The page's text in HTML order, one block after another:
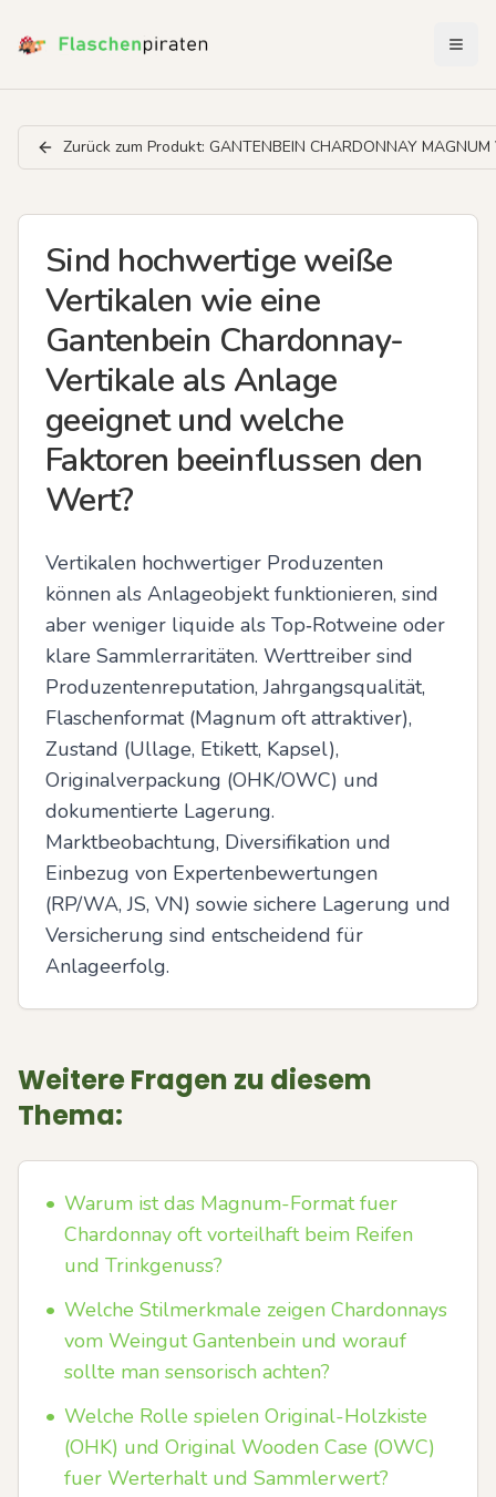
Zurück zum Produkt: GANTENBEIN CHARDONNAY MAGNUM
Sind hochwertige weiße
Vertikalen wie eine
Gantenbein Chardonnay-
Vertikale als Anlage
geeignet und welche
Faktoren beeinflussen den
Wert?
Vertikalen hochwertiger Produzenten
können als Anlageobjekt funktionieren, sind
aber weniger liquide als Top‑Rotweine oder
klare Sammlerraritäten. Werttreiber sind
Produzentenreputation, Jahrgangsqualität,
Flaschenformat (Magnum oft attraktiver),
Zustand (Ullage, Etikett, Kapsel),
Originalverpackung (OHK/OWC) und
dokumentierte Lagerung.
Marktbeobachtung, Diversifikation und
Einbezug von Expertenbewertungen
(RP/WA, JS, VN) sowie sichere Lagerung und
Versicherung sind entscheidend für
Anlageerfolg.
Weitere Fragen zu diesem
Thema:
• Warum ist das Magnum-Format fuer
Chardonnay oft vorteilhaft beim Reifen
und Trinkgenuss?
• Welche Stilmerkmale zeigen Chardonnays
vom Weingut Gantenbein und worauf
sollte man sensorisch achten?
• Welche Rolle spielen Original-Holzkiste
(OHK) und Original Wooden Case (OWC)
fuer Werterhalt und Sammlerwert?